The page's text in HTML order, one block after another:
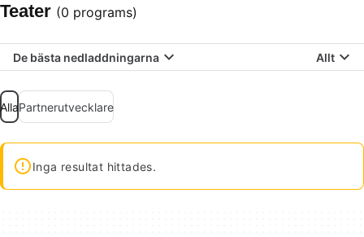
Teater (0 programs)
De bästa nedladdningarna Allt
AllaPartnerutvecklare
Inga resultat hittades.